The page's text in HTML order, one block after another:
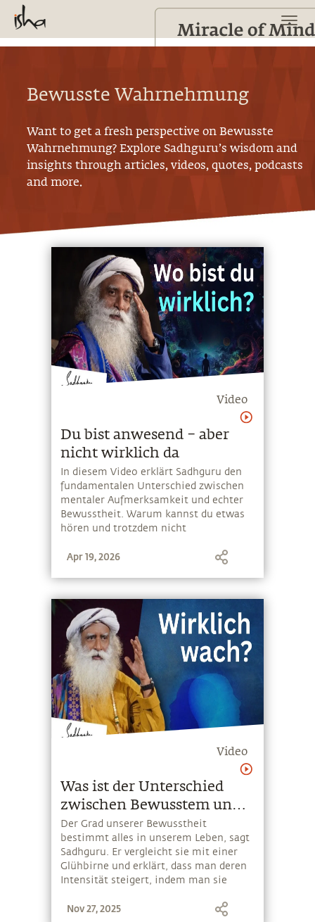
Bewusste Wahrnehmung
Want to get a fresh perspective onBewusste
Wahrnehmung? Explore Sadhguru’s wisdom and
insights through articles, videos, quotes, podcasts
and more.
Video
Du bist anwesend – aber
nicht wirklich da
In diesem Video erklärt Sadhguru den
fundamentalen Unterschied zwischen
mentaler Aufmerksamkeit und echter
Bewusstheit. Warum kannst du etwas
hören und trotzdem nicht
damit zu tun? Und wie kannst du deine
Apr 19, 2026
Video
Was ist der Unterschied
zwischen Bewusstem und
Unbewusstem?
Der Grad unserer Bewusstheit
bestimmt alles in unserem Leben, sagt
Sadhguru. Er vergleicht sie mit einer
Glühbirne und erklärt, dass man deren
Intensität steigert, indem man sie
Nov 27, 2025